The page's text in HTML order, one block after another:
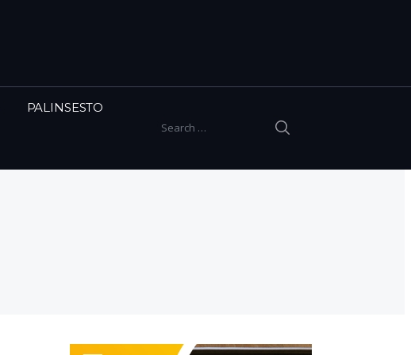
Search for:
PALINSESTO